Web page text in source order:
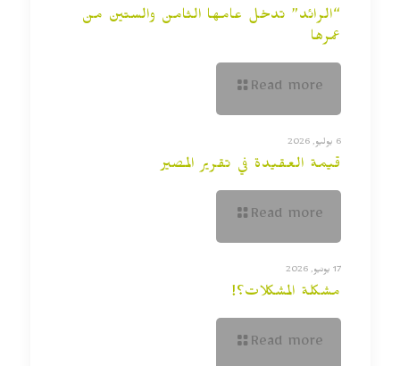
“الرائد” تدخل عامها الثامن والستين من
عمرها
Read more
6 يوليو, 2026
قيمة العقيدة في تقرير المصير
Read more
17 يونيو, 2026
مشكلة المشكلات؟!
Read more